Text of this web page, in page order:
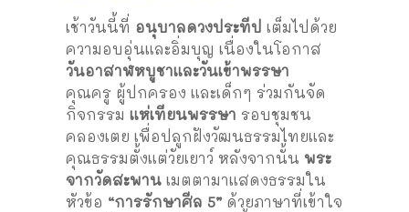
เช้าวันนี้ที่ อนุบาลดวงประทีป เต็มไปด้วย
ความอบอุ่นและอิ่มบุญ เนื่องในโอกาส
วันอาสาฬหบูชาและวันเข้าพรรษา
คุณครู ผู้ปกครอง และเด็กๆ ร่วมกันจัด
กิจกรรม แห่เทียนพรรษา รอบชุมชน
คลองเตย เพื่อปลูกฝังวัฒนธรรมไทยและ
คุณธรรมตั้งแต่วัยเยาว์ หลังจากนั้น พระ
จากวัดสะพาน เมตตามาแสดงธรรมใน
หัวข้อ “การรักษาศีล 5” ด้วยภาษาที่เข้าใจ